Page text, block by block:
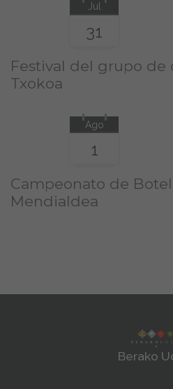
Jul
31
Festival del grupo de
Txokoa
Ago
1
Campeonato de
Mendialdea
Berako